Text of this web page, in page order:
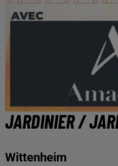
JARDINIER /
Wittenheim